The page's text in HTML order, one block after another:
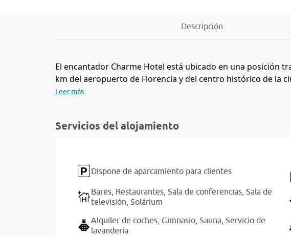
Descripción
El encantador Charme Hotel está ubicado en una posición
km del aeropuerto de Florencia y del centro histórico de la
Leer más
Servicios del alojamiento
Dispone de aparcamiento para clientes
Bares, Restaurantes, Sala de conferencias, Sala de
televisión, Solárium
Alquiler de coches, Gimnasio, Sauna, Servicio de
lavandería